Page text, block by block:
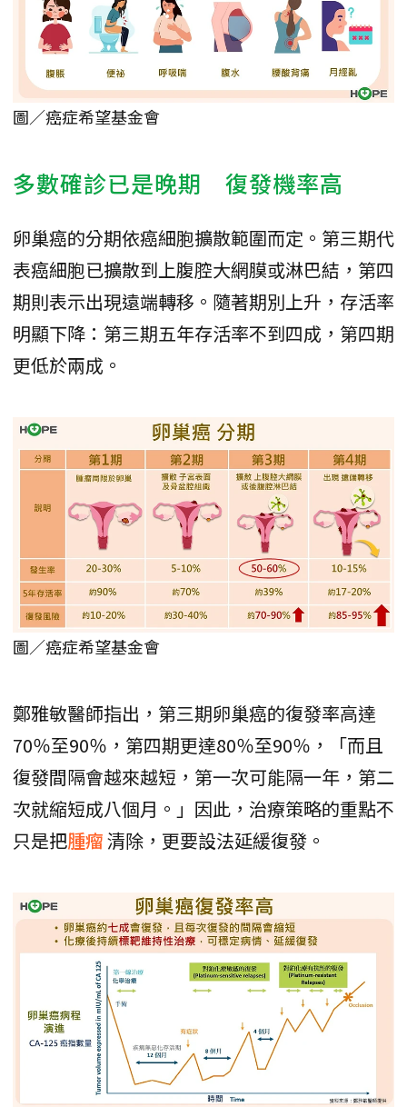
圖／癌症希望基金會
多數確診已是晚期 復發機率高
卵巢癌的分期依癌細胞擴散範圍而定。第三期代
表癌細胞已擴散到上腹腔大網膜或淋巴結，第四
期則表示出現遠端轉移。隨著期別上升，存活率
明顯下降：第三期五年存活率不到四成，第四期
更低於兩成。
圖／癌症希望基金會
鄭雅敏醫師指出，第三期卵巢癌的復發率高達
70％至90％，第四期更達80％至90％，「而且
復發間隔會越來越短，第一次可能隔一年，第二
次就縮短成八個月。」因此，治療策略的重點不
只是把腫瘤清除，更要設法延緩復發。